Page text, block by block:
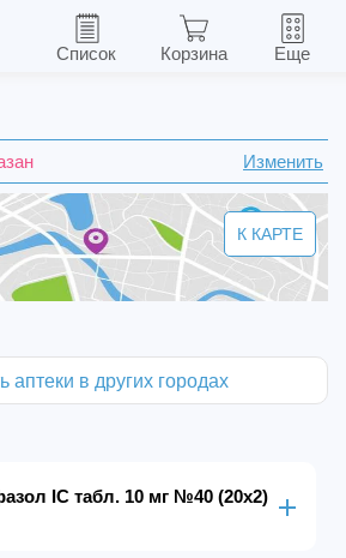
табл. 10 мг №40 (20х2)
Изменить
К КАРТЕ
аптеки в других городах
IC табл. 10 мг №40 (20х2)
Список Корзина Еще